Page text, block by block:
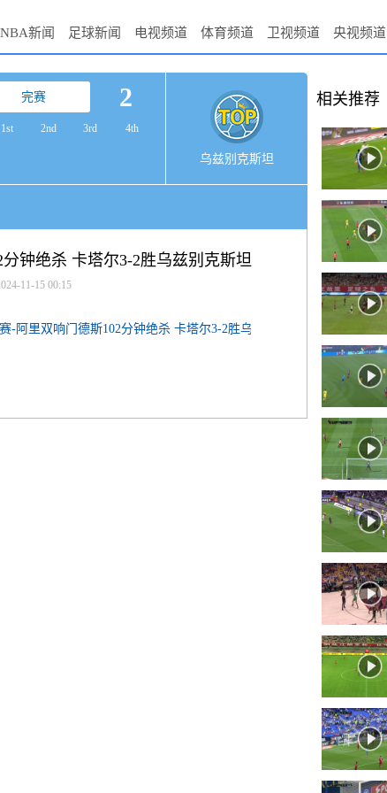
NBA新闻 足球新闻 电视频道 体育频道 卫视频道 央视频道
完赛 2
1st 2nd 3rd
4th
乌兹别克斯坦
钟绝杀 卡塔尔3-2胜乌兹别克斯坦
11-15 00:15
-阿里双响门德斯102分钟绝杀 卡塔尔3-2胜乌兹别克斯
相关推荐